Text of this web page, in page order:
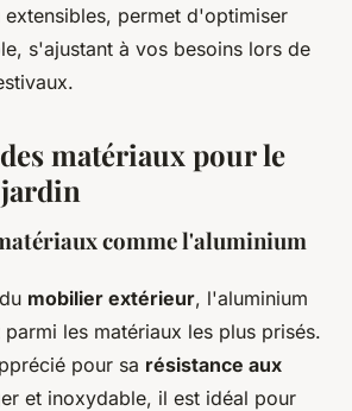
permet d'optimiser
s'ajustant à vos besoins lors de
matériaux pour le
comme l'aluminium
mobilier extérieur, l'aluminium
les matériaux les plus prisés.
pour sa résistance aux
et inoxydable, il est idéal pour